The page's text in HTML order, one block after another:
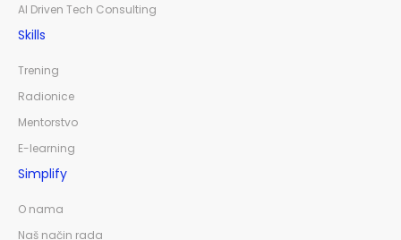
AI Driven Tech Consulting
Skills
Trening
Radionice
Mentorstvo
E-learning
Simplify
O nama
Naš način rada